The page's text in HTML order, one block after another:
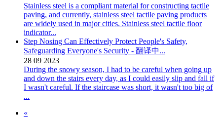
Stainless steel is a compliant material for constructing tactile
paving, and currently, stainless steel tactile paving products
are widely used in major cities. Stainless steel tactile floor
indicator...
Step Nosing Can Effectively Protect People's Safety,
Safeguarding Everyone's Security - 翻译中...
28 09 2023
During the snowy season, I had to be careful when going up
and down the stairs every day, as I could easily slip and fall if
I wasn't careful. If the staircase was short, it wasn't too big of
...
«